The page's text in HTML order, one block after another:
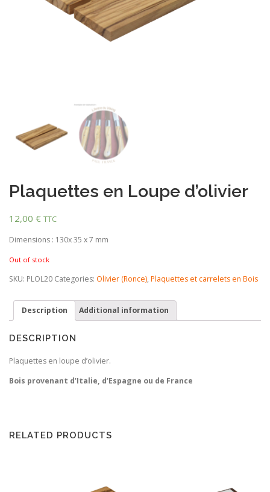
Plaquettes en Loupe d’olivier
12,00 € TTC
Dimensions : 130x 35 x 7 mm
Out of stock
SKU: PLOL20 Categories: Olivier (Ronce), Plaquettes et carrelets en Bois
Description Additional information
DESCRIPTION
Plaquettes en loupe d’olivier.
Bois provenant d’Italie, d’Espagne ou de France
RELATED PRODUCTS